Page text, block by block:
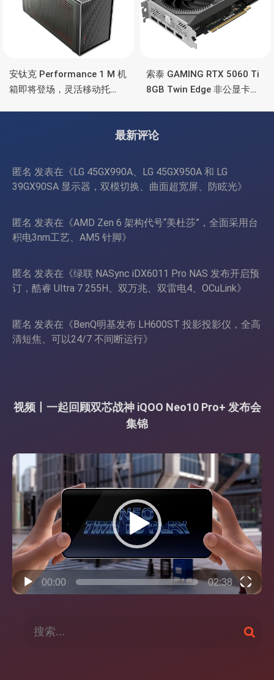
安钛克 Performance 1 M 机
箱即将登场，灵活移动托
索泰 GAMING RTX 5060 Ti
8GB Twin Edge 非公显卡，
最新评论
匿名 发表在《LG 45GX990A、LG 45GX950A 和 LG
39GX90SA 显示器，双模切换、曲面超宽屏、防眩光》
匿名 发表在《AMD Zen 6 架构代号“美杜莎”，全面采用台
积电3nm工艺、AM5 针脚》
匿名 发表在《绿联 NASync iDX6011 Pro NAS 发布开启预
订，酷睿 Ultra 7 255H、双万兆、双雷电4、OCuLink》
匿名 发表在《BenQ明基发布 LH600ST 投影投影仪，全高
清短焦、可以24/7 不间断运行》
视频丨一起回顾双芯战神 iQOO Neo10 Pro+ 发布会
集锦
视
频
播
放
器
00:00 02:38
搜
索